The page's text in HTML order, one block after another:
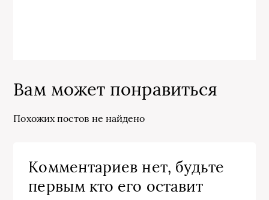
Вам может понравиться
Похожих постов не найдено
Комментариев нет, будьте
первым кто его оставит